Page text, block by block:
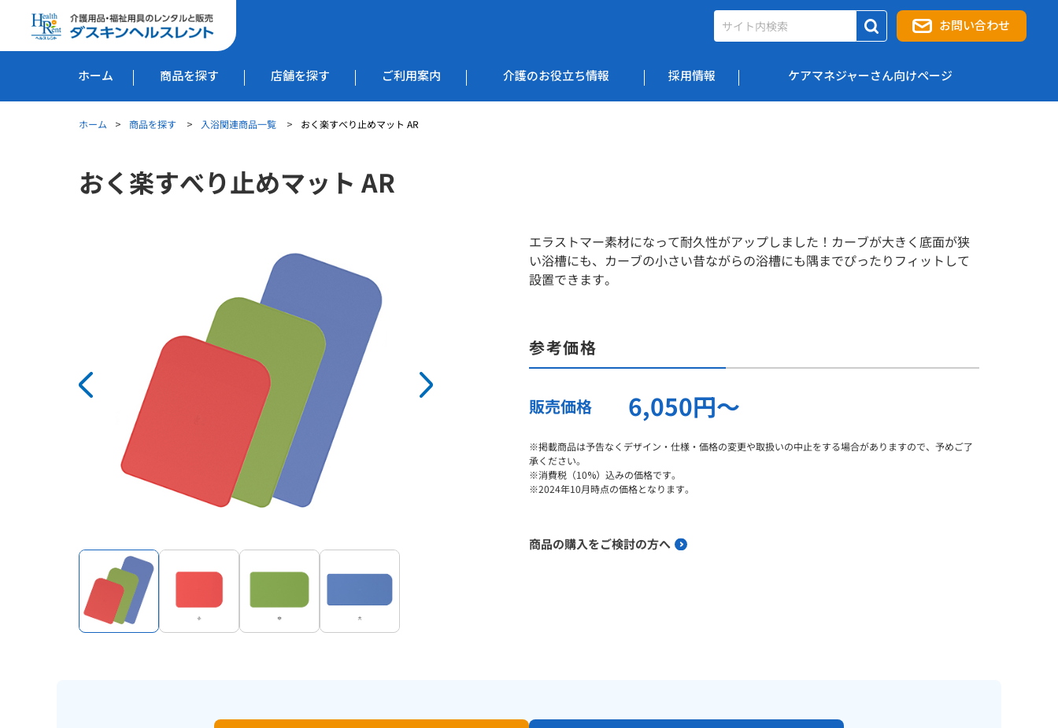
お問い合わせ
ホーム 商品を探す 店舗を探す ご利用案内 介護のお役立ち情報 採用情報 ケアマネジャーさん向けページ
ホーム 商品を探す 入浴関連商品一覧 おく楽すべり止めマット AR
おく楽すべり止めマット AR
エラストマー素材になって耐久性がアップしました！カーブが大きく底面が狭
い浴槽にも、カーブの小さい昔ながらの浴槽にも隅までぴったりフィットして
設置できます。
参考価格
販売価格 6,050円～
※掲載商品は予告なくデザイン・仕様・価格の変更や取扱いの中止をする場合がありますので、予めご了
承ください。
※消費税（10%）込みの価格です。
※2024年10月時点の価格となります。
商品の購入をご検討の方へ